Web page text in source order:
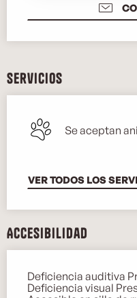
Servicios
Se aceptan
VER TODOS LOS
Accesibilidad
Deficiencia auditiva
Deficiencia visual